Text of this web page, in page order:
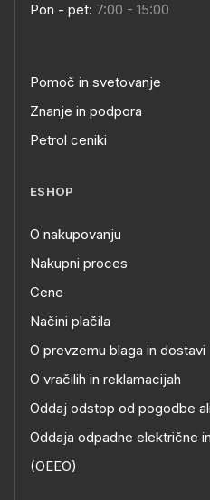
Pon - pet: 7:00 - 15:00
Pomoč in svetovanje
Znanje in podpora
Petrol ceniki
ESHOP
O nakupovanju
Nakupni proces
Cene
Načini plačila
O prevzemu blaga in dostavi
O vračilih in reklamacijah
Oddaj odstop od pogodbe
Oddaja odpadne električne
(OEEO)